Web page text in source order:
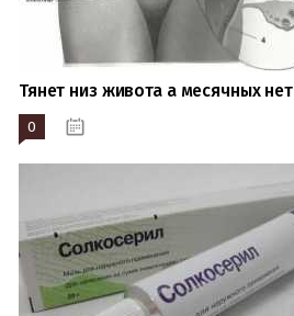
Тянет низ живота а месячных нет
0